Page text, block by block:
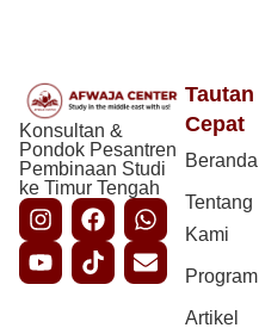
Konsultan &
Pondok Pesantren
Pembinaan Studi
ke Timur Tengah
Tautan
Cepat
Beranda
Tentang
Kami
Program
Artikel